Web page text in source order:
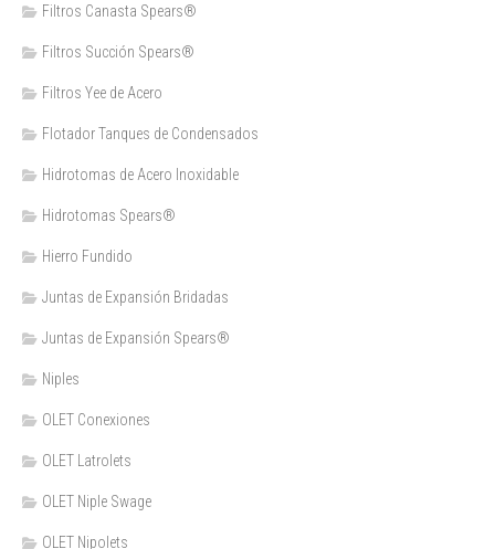
Filtros Canasta Spears®
Filtros Succión Spears®
Filtros Yee de Acero
Flotador Tanques de Condensados
Hidrotomas de Acero Inoxidable
Hidrotomas Spears®
Hierro Fundido
Juntas de Expansión Bridadas
Juntas de Expansión Spears®
Niples
OLET Conexiones
OLET Latrolets
OLET Niple Swage
OLET Nipolets